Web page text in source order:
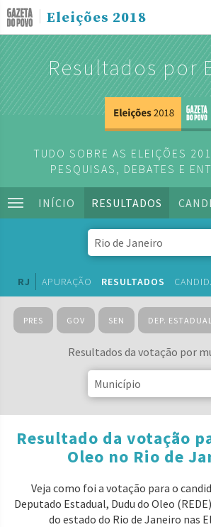
Eleições 2018
Resultados por
TUDO SOBRE AS ELEIÇÕES
PESQUISAS, DEBATES E
INÍCIO RESULTADOS
RJ APURAÇÃO RESULTADOS
PRES GOV SEN DEP. ESTADUAL
Resultados da votação por
Resultado da votação
Oleo no Rio de
Veja como foi a votação para o
Deputado Estadual, Dudu do Oleo
do estado do Rio de Janeiro nas